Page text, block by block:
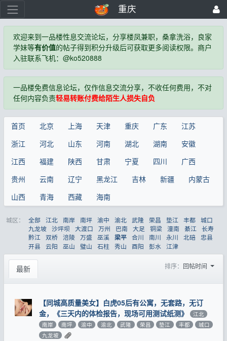
重庆
欢迎来到一品楼性息交流论坛，分享楼凤兼职，桑拿洗浴，良家
学妹等有价值的帖子得到积分升级后可获取更多阅读权限。商户
入驻联系飞机：@ko520888
一品楼免费信息论坛，仅作信息交流分享，不收任何费用，不对
任何内容负责轻易转账付费给陌生人损失自负
首页 北京 上海 天津 重庆 广东
江苏
浙江
河北 山东 河南 湖北 湖南
安徽
江西
福建 陕西 甘肃 宁夏 四川
广西
贵州
云南 辽宁 黑龙江 吉林 新疆
内蒙古
山西
青海 西藏 海南
城区： 全部 江北 南岸 南坪 渝中 渝北 武隆 荣昌 垫江 丰都 城口
九龙坡 沙坪坝 大渡口 万州 巴南 大足 铜梁 潼南 綦江
长寿
黔江
双桥 涪陵 万盛 巫溪 梁平 合川 南川 永川 北碚
忠县
开县 云阳 巫山 璧山 石柱 秀山 酉阳 彭水 江津
最新 排序： 回帖时间
【同城高质量美女】白虎05后有公寓，无套路，无订
金，《三天内的体检报告，现场可用测试纸测》
江北
南岸
南坪 渝中 渝北 武隆 荣昌 垫江 丰都
城口
九龙坡